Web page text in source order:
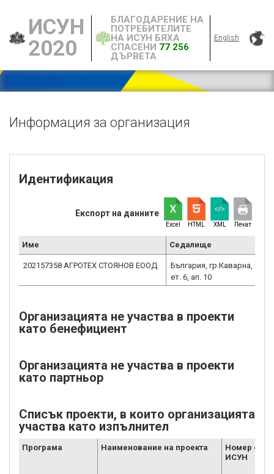
ИСУН
2020
БЛАГОДАРЕНИЕ НА
ПОТРЕБИТЕЛИТЕ
НА ИСУН БЯХА
СПАСЕНИ 77 256
ДЪРВЕТА
English
Информация за организация
Идентификация
Експорт на данните
Excel HTML XML Печат
Име Седалище
202157358 АГРОТЕХ СТОЯНОВ ЕООД
България, гр.Каварна,
ет. 6, ап. 10
Организацията не участва в проекти
като бенефициент
Организацията не участва в проекти
като партньор
Списък проекти, в които организацията
участва като изпълнител
Програма Наименование на проекта
Номер от
ИСУН